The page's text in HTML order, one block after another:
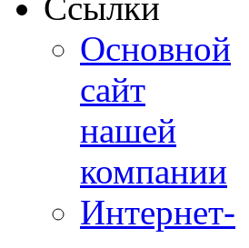
Основной
сайт
нашей
компании
Интернет-